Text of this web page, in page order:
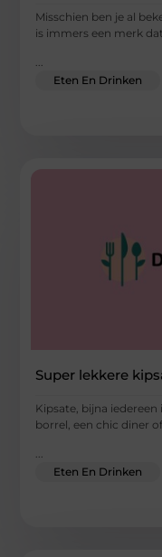
Misschien ben je al
is immers een merk
...
Eten En Drinken
Super lekkere
Kipsate, bijna iedereen
borrel, een chic diner
...
Eten En Drinken